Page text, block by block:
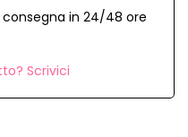
in 24/48 ore
Scrivici